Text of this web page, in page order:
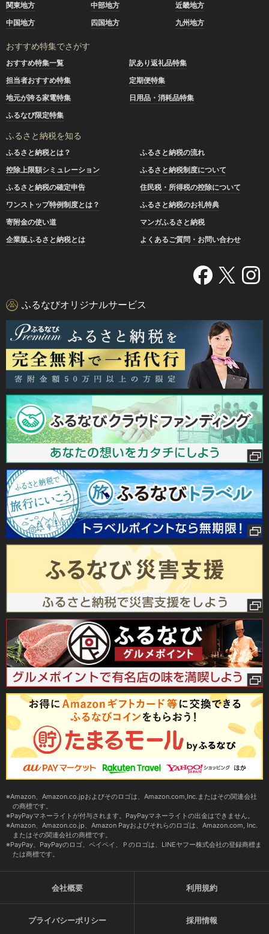
関東地方
中部地方
近畿地方
中国地方
四国地方 九州地方
おすすめ特集でさがす
おすすめ特集一覧
訳あり返礼品特集
担当者おすすめ特集
定期便特集
地元が誇る家電特集
日用品・消耗品特集
ふるなび限定特集
ふるさと納税を知る
ふるさと納税とは？
ふるさと納税の流れ
控除上限額シミュレーション
ふるさと納税制度について
ふるさと納税の確定申告
住民税・所得税の控除について
ワンストップ特例制度とは？
ふるさと納税のお礼特典
寄附金の使い道
マンガふるさと納税
企業版ふるさと納税とは
よくあるご質問・お問い合わせ
ふるなびオリジナルサービス
Amazon、Amazon.co.jpおよびそのロゴは、Amazon.com,Inc.またはその関連会社
の商標です。
PayPayマネーライトが付与されます。PayPayマネーライトの出金はできません。
Amazon、Amazon.co.jp、Amazon Payおよびそれらのロゴは、Amazon.com, Inc.
またはその関連会社の商標です。
PayPay、PayPayのロゴ、ペイペイ、Ｐのロゴは、LINEヤフー株式会社の登録商標ま
たは商標です。
会社概要 利用規約
プライバシーポリシー 採用情報